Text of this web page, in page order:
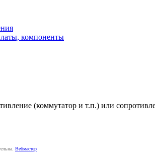
компоненты
(коммутатор и т.п.) или
Вебмастер